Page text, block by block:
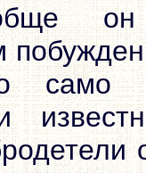
само
и